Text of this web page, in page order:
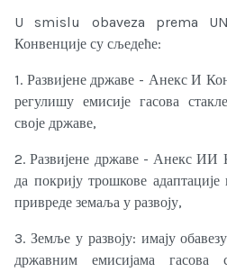
U smislu obaveza prema
Конвенције су сљедеће:
1. Развијене државе - Анекс И
регулишу емисије гасова
своје државе,
2. Развијене државе - Анекс ИИ
да покрију трошкове
привреде земаља у развоју,
3. Земље у развоју: имају
државним емисијама